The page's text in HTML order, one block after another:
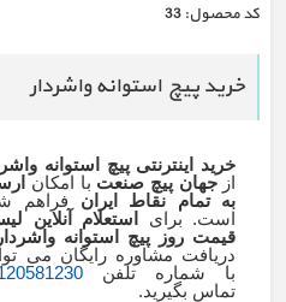
كد محصول: 33
خرید پیچ استوانه واشردار
خرید اینترنتی پیچ استوانه
از جهان پیچ صنعت با امکان
به تمام نقاط ایران فراهم
است. برای
استعلام آنلاین
قیمت روز پیچ استوانه واشردار
دریافت مشاوره رایگان می
با شماره تلفن
تماس بگیرید.